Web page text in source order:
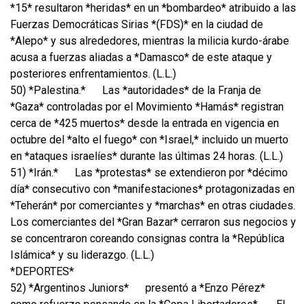
*15* resultaron *heridas* en un *bombardeo* atribuido a las
Fuerzas Democráticas Sirias *(FDS)* en la ciudad de
*Alepo* y sus alrededores, mientras la milicia kurdo-árabe
acusa a fuerzas aliadas a *Damasco* de este ataque y
posteriores enfrentamientos. (L.L.)
50) *Palestina.*
Las *autoridades* de la Franja de
*Gaza* controladas por el Movimiento *Hamás* registran
cerca de *425 muertos* desde la entrada en vigencia en
octubre del *alto el fuego* con *Israel,* incluido un muerto
en *ataques israelíes* durante las últimas 24 horas. (L.L.)
51) *Irán.*
Las *protestas* se extendieron por *décimo
día* consecutivo con *manifestaciones* protagonizadas en
*Teherán* por comerciantes y *marchas* en otras ciudades.
Los comerciantes del *Gran Bazar* cerraron sus negocios y
se concentraron coreando consignas contra la *República
Islámica* y su liderazgo. (L.L.)
*DEPORTES*
52) *Argentinos Juniors*
presentó a *Enzo Pérez*